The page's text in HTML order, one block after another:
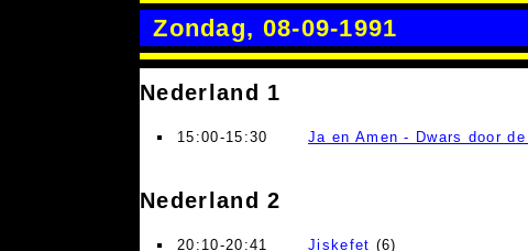
Zondag, 08-09-1991
Nederland 1
15:00-15:30 Ja en Amen - Dwars door de
Nederland 2
20:10-20:41 Jiskefet (6)